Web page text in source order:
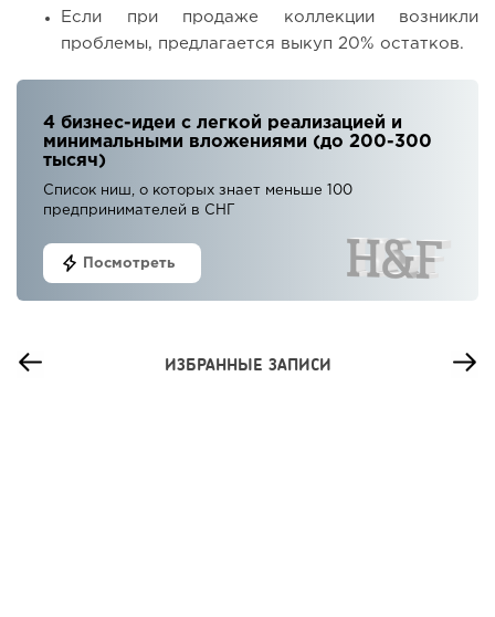
Если при продаже коллекции возникли
проблемы, предлагается выкуп 20% остатков.
4 бизнес-идеи с легкой реализацией и
минимальными вложениями (до 200-300
тысяч)
Список ниш, о которых знает меньше 100
предпринимателей в СНГ
Посмотреть
ИЗБРАННЫЕ ЗАПИСИ